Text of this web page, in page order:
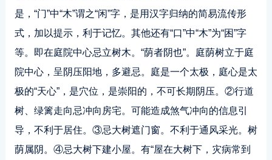
是，“门”中“木”谓之“闲”字，是用汉字归纳的简易流传形
式，加以提示，利于记忆。其他还有“口”中“木”为“困”字
等。即在庭院中心忌立树木。“荫者阴也”。庭荫树立于庭
院中心，呈阴压阳地，多避忌。庭是一个太极，庭心是太
极的“天心”，是穴位，是崇阳的，不可长期阴压。②行道
树、绿篱走向忌冲向房宅。可能造成煞气冲向的信息引
导，不利于居住。③忌大树遮门窗。不利于通风采光。树
荫属阴。④忌大树下建小屋。有“屋在大树下，灾病常到